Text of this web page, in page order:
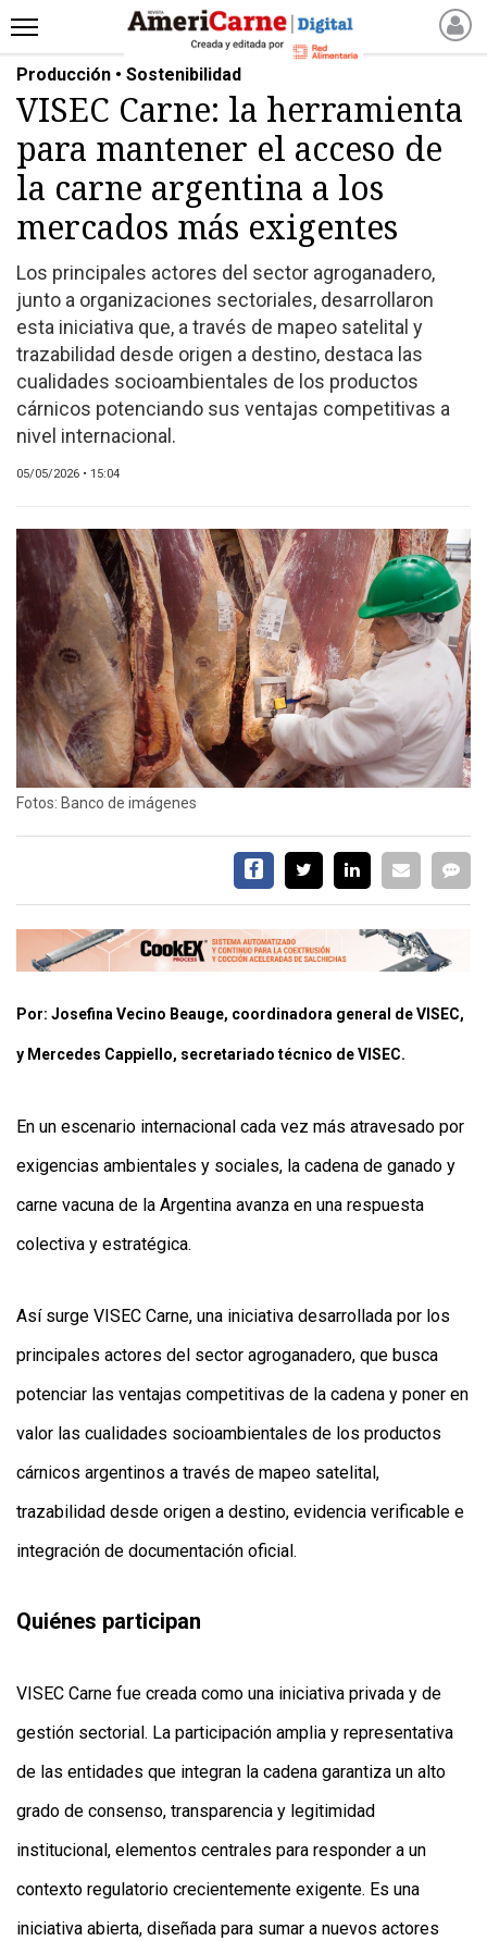
INICIO
NOTICIAS RECIENTES
NOTICIAS
ARTICULOS
PRODUCCIÓN
PROCESO
PRODUCTO
NUEVOS PRODUCTOS
MARKETPLACE
REVISTAS
REVISTAS
CATÁLOGO DE CORTES
DE CARNE VACUNA
CAPACITACIONES
DIRECTORIO
CALENDARIO
MEDIA KIT
SERVICIOS
AYUDA
TÉRMINOS
CONDICIONES
DE
PRIVACIDAD
SITIO
SOMOS
Producción • Sostenibilidad
VISEC Carne: la herramienta
para mantener el acceso de
la carne argentina a los
mercados más exigentes
Los principales actores del sector agroganadero,
junto a organizaciones sectoriales, desarrollaron
esta iniciativa que, a través de mapeo satelital y
trazabilidad desde origen a destino, destaca las
cualidades socioambientales de los productos
cárnicos potenciando sus ventajas competitivas a
nivel internacional.
05/05/2026 • 15:04
Fotos: Banco de imágenes
Por: Josefina Vecino Beauge, coordinadora general de VISEC,
y Mercedes Cappiello, secretariado técnico de VISEC.
En un escenario internacional cada vez más atravesado por
exigencias ambientales y sociales, la cadena de ganado y
carne vacuna de la Argentina avanza en una respuesta
colectiva y estratégica.
Así surge VISEC Carne, una iniciativa desarrollada por los
principales actores del sector agroganadero, que busca
potenciar las ventajas competitivas de la cadena y poner en
valor las cualidades socioambientales de los productos
cárnicos argentinos a través de mapeo satelital,
trazabilidad desde origen a destino, evidencia verificable e
integración de documentación oficial.
Quiénes participan
VISEC Carne fue creada como una iniciativa privada y de
gestión sectorial. La participación amplia y representativa
de las entidades que integran la cadena garantiza un alto
grado de consenso, transparencia y legitimidad
institucional, elementos centrales para responder a un
contexto regulatorio crecientemente exigente. Es una
iniciativa abierta, diseñada para sumar a nuevos actores